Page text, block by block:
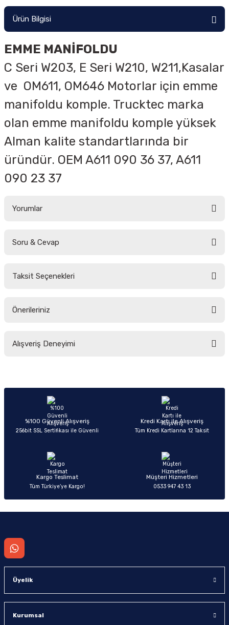
Ürün Bilgisi
EMME MANİFOLDU
C Seri W203, E Seri W210, W211,Kasalar
ve OM611, OM646 Motorlar için emme
manifoldu komple. Trucktec marka
olan emme manifoldu komple yüksek
Alman kalite standartlarında bir
üründür. OEM A611 090 36 37, A611
090 23 37
Yorumlar
Soru & Cevap
Taksit Seçenekleri
Önerileriniz
yetersiz gördüğünüz noktaları öneri formunu kullanarak tarafımıza
Ürün açıklamasında eksik bilgiler bulunuyor.
Ürün bilgilerinde hatalar bulunuyor.
Ürün fiyatı diğer sitelerden daha pahalı.
Alışveriş Deneyimi
Sitemize ilk yorumu siz yapın!
%100 Güvenli Alışveriş
256bit SSL Sertifikası ile Güvenli
Kredi Kartı ile Alışveriş
Tüm Kredi Kartlarına 12 Taksit
Kargo Teslimat
Tüm Türkiye’ye Kargo!
Müşteri Hizmetleri
0533 947 43 13
Üyelik
Kurumsal